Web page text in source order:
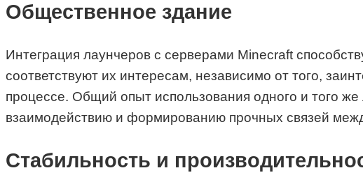
Общественное здание
Интеграция лаунчеров с серверами Minecraft
соответствуют их интересам, независимо от того,
процессе. Общий опыт использования одного и того
взаимодействию и формированию прочных связей
Стабильность и